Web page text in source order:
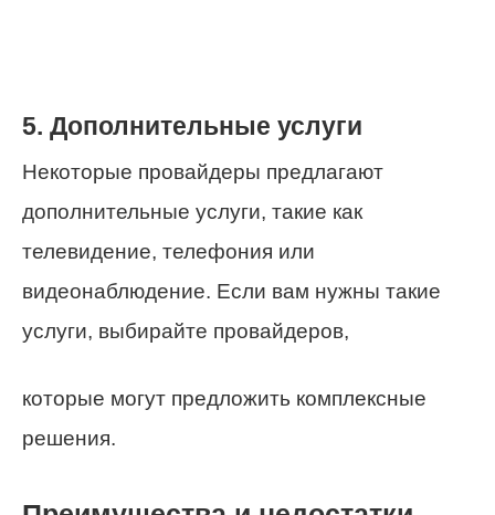
5. Дополнительные услуги
Некоторые провайдеры предлагают
дополнительные услуги, такие как
телевидение, телефония или
видеонаблюдение. Если вам нужны такие
услуги, выбирайте провайдеров,
которые могут предложить комплексные
решения.